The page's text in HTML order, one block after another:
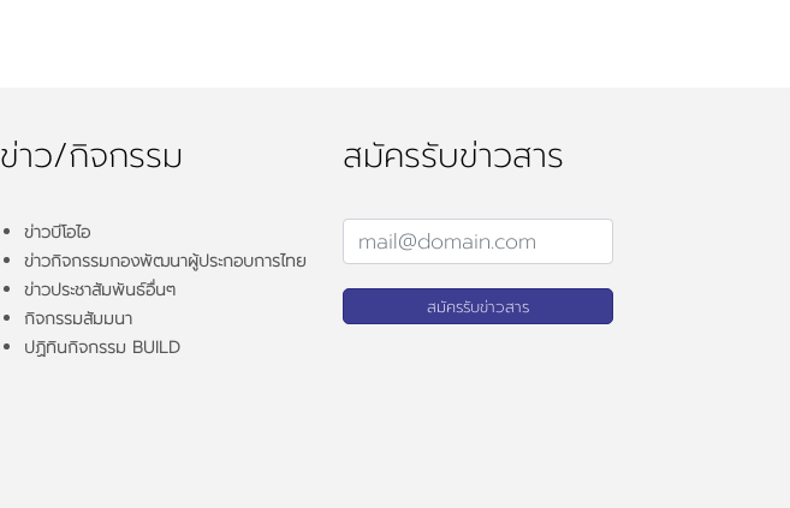
ข่าว/กิจกรรม
ข่าวบีโอไอ
ข่าวกิจกรรมกองพัฒนาผู้ประกอบการไทย
ข่าวประชาสัมพันธ์อื่นๆ
กิจกรรมสัมมนา
ปฏิทินกิจกรรม BUILD
สมัครรับข่าวสาร
สมัครรับข่าวสาร